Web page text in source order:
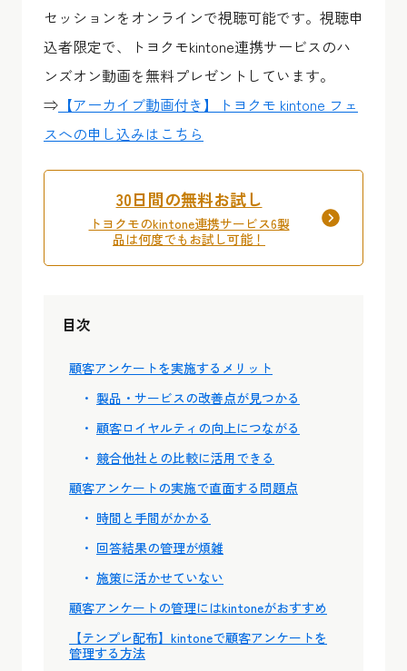
セッションをオンラインで視聴可能です。視聴申
込者限定で、トヨクモkintone連携サービスのハ
ンズオン動画を無料プレゼントしています。
⇒ 【アーカイブ動画付き】トヨクモ kintone フェ
スへの申し込みはこちら
30日間の無料お試し
トヨクモのkintone連携サービス6製
品は何度でもお試し可能！
目次
顧客アンケートを実施するメリット
製品・サービスの改善点が見つかる
顧客ロイヤルティの向上につながる
競合他社との比較に活用できる
顧客アンケートの実施で直面する問題点
時間と手間がかかる
回答結果の管理が煩雑
施策に活かせていない
顧客アンケートの管理にはkintoneがおすすめ
【テンプレ配布】kintoneで顧客アンケートを
管理する方法